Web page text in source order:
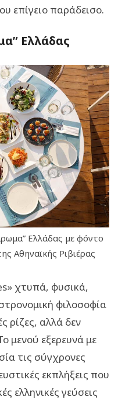
επίγειο παράδεισο.
Ελλάδας
Ελλάδας με φόντο
Αθηναϊκής Ριβιέρας
χτυπά, φυσικά,
φιλοσοφία
ρίζες, αλλά δεν
μενού εξερευνά με
τις σύγχρονες
εκπλήξεις που
ελληνικές γεύσεις